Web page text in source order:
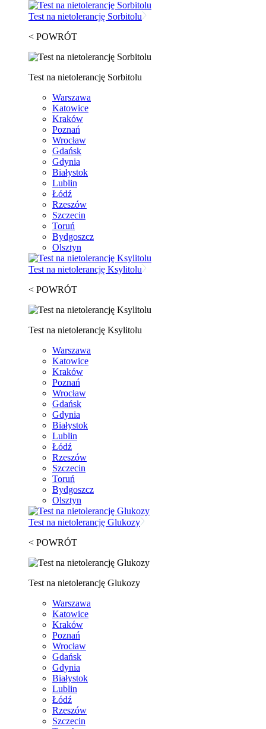
Test na nietolerancję Sorbitolu
< POWRÓT
Test na nietolerancję Sorbitolu
Warszawa
Katowice
Kraków
Poznań
Wrocław
Gdańsk
Gdynia
Białystok
Lublin
Łódź
Rzeszów
Szczecin
Toruń
Bydgoszcz
Olsztyn
Test na nietolerancję Ksylitolu
< POWRÓT
Test na nietolerancję Ksylitolu
Warszawa
Katowice
Kraków
Poznań
Wrocław
Gdańsk
Gdynia
Białystok
Lublin
Łódź
Rzeszów
Szczecin
Toruń
Bydgoszcz
Olsztyn
Test na nietolerancję Glukozy
< POWRÓT
Test na nietolerancję Glukozy
Warszawa
Katowice
Kraków
Poznań
Wrocław
Gdańsk
Gdynia
Białystok
Lublin
Łódź
Rzeszów
Szczecin